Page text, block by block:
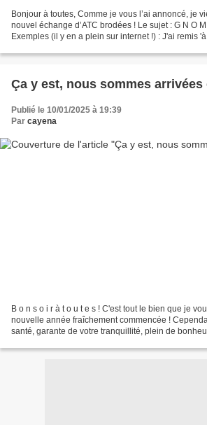
Bonjour à toutes, Comme je vous l’ai annoncé, je
nouvel échange d’ATC brodées ! Le sujet : G N O
Exemples (il y en a plein sur internet !) : J'ai remis
Ça y est, nous sommes arrivées
Publié le 10/01/2025 à 19:39
Par cayena
B o n s o i r à t o u t e s ! C'est tout le bien que je
nouvelle année fraîchement commencée !
santé, garante de votre tranquillité, plein de